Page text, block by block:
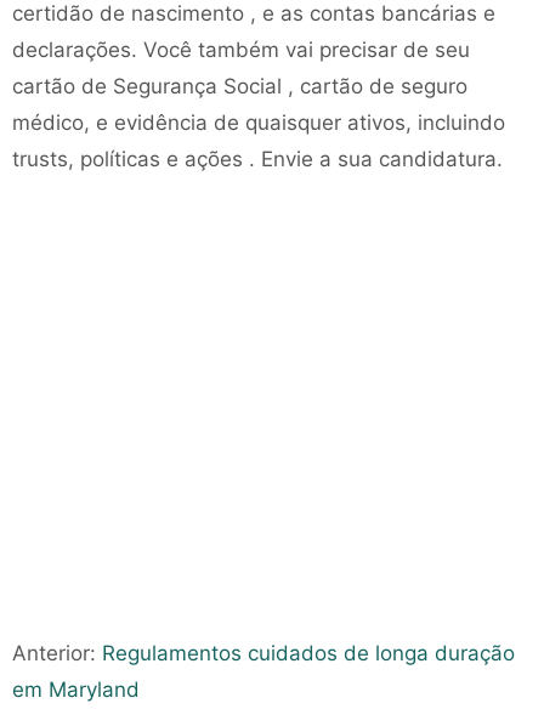
certidão de nascimento , e as contas bancárias e
declarações. Você também vai precisar de seu
cartão de Segurança Social , cartão de seguro
médico, e evidência de quaisquer ativos, incluindo
trusts, políticas e ações . Envie a sua candidatura.
Anterior: Regulamentos cuidados de longa duração
em Maryland